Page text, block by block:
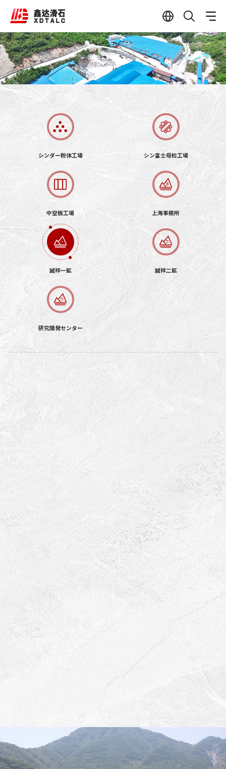
シンダー粉体工場 シン富士母粒工場
中空板工場 上海事務所
誠祥一鉱 誠祥二鉱
研究開発センター